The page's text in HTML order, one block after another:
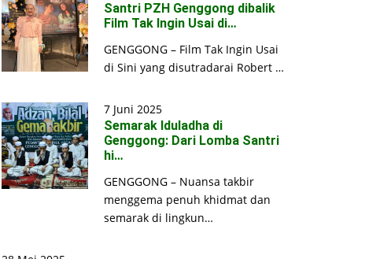
Santri PZH Genggong dibalik
Film Tak Ingin Usai di…
GENGGONG – Film Tak Ingin Usai
di Sini yang disutradarai Robert …
7 Juni 2025
Semarak Iduladha di
Genggong: Dari Lomba Santri
hi…
GENGGONG – Nuansa takbir
menggema penuh khidmat dan
semarak di lingkun…